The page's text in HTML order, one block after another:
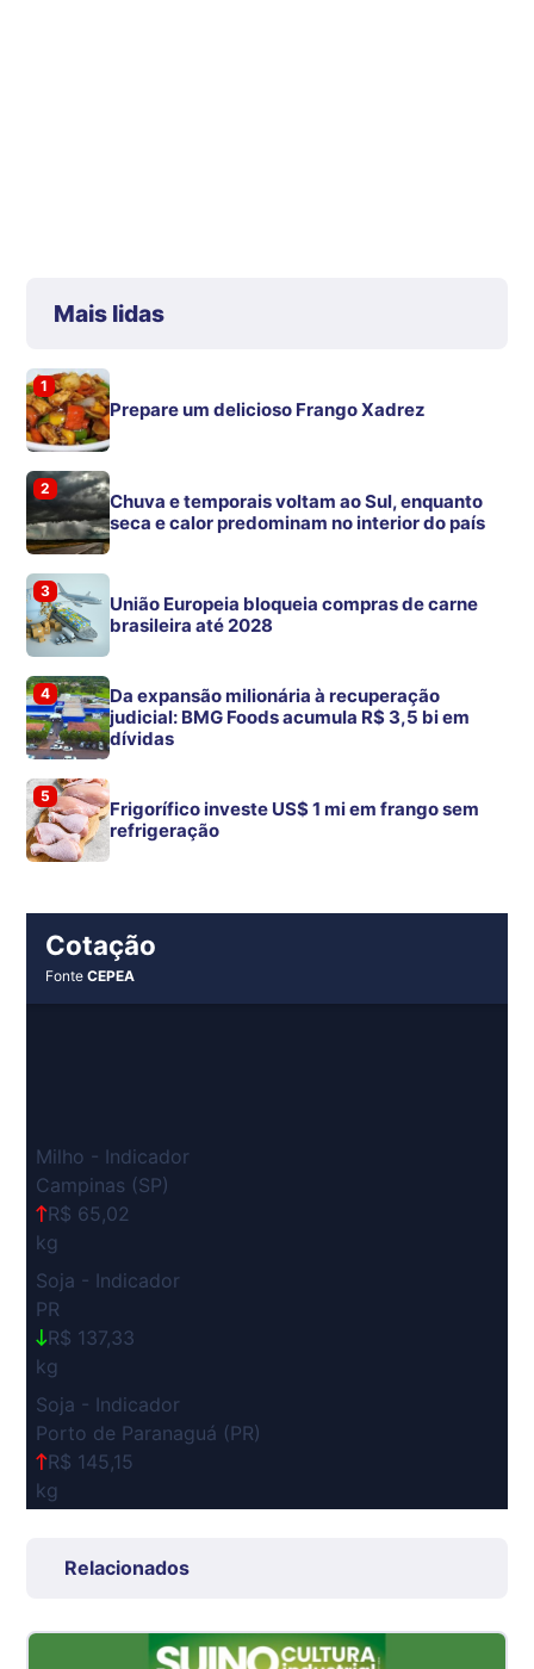
Mais lidas
1
Prepare um delicioso Frango Xadrez
2
Chuva e temporais voltam ao Sul, enquanto
seca e calor predominam no interior do país
3
União Europeia bloqueia compras de carne
brasileira até 2028
4
Da expansão milionária à recuperação
judicial: BMG Foods acumula R$ 3,5 bi em
dívidas
5
Frigorífico investe US$ 1 mi em frango sem
refrigeração
Cotação
FonteCEPEA
Milho - Indicador
Campinas (SP)
R$ 65,02
kg
Soja - Indicador
PR
R$ 137,33
kg
Soja - Indicador
Porto de Paranaguá (PR)
R$ 145,15
kg
Grande São Paulo (SP)
Suíno - Estadual
Relacionados